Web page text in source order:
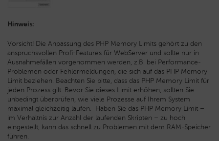
Hinweis:
Vorsicht! Die Anpassung des PHP Memory Limits gehört zu den
anspruchsvollen Profi-Features für WebServer und sollte nur in
Ausnahmefällen vorgenommen werden, z.B. bei Performance-
Problemen oder Fehlermeldungen, die sich auf das PHP Memory
Limit beziehen. Beachten Sie bitte, dass das PHP Memory Limit für
jeden Prozess gilt. Bevor Sie dieses Limit erhöhen, sollten Sie
unbedingt überprüfen, wie viele Prozesse auf Ihrem System
maximal gleichzeitig laufen. Haben Sie das PHP Memory Limit –
im Verhältnis zur Anzahl der laufenden Skripten – zu hoch
eingestellt, kann das schnell zu Problemen mit dem RAM-Speicher
führen.